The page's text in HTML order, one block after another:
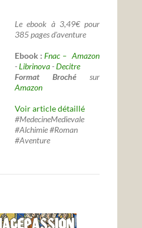
Le ebook à 3,49€ pour
385 pages d'aventure
Ebook :Fnac – Amazon
-Librinova-Decitre
Format Broché sur
Amazon
Voir article détaillé
#MedecineMedievale
#Alchimie #Roman
#Aventure